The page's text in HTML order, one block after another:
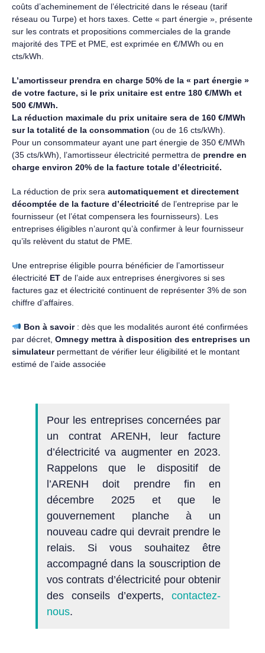
coûts d’acheminement de l’électricité dans le réseau (tarif
réseau ou Turpe) et hors taxes. Cette « part énergie », présente
sur les contrats et propositions commerciales de la grande
majorité des TPE et PME, est exprimée en €/MWh ou en
cts/kWh.
L’amortisseur prendra en charge 50% de la « part énergie »
de votre facture, si le prix unitaire est entre 180 €/MWh et
500 €/MWh.
La réduction maximale du prix unitaire sera de 160 €/MWh
sur la totalité de la consommation (ou de 16 cts/kWh).
Pour un consommateur ayant une part énergie de 350 €/MWh
(35 cts/kWh), l’amortisseur électricité permettra deprendre en
charge environ 20% de la facture totale d’électricité.
La réduction de prix sera automatiquement et directement
décomptée de la facture d’électricitéde l’entreprise par le
fournisseur (et l’état compensera les fournisseurs). Les
entreprises éligibles n’auront qu’à confirmer à leur fournisseur
qu’ils relèvent du statut de PME.
Une entreprise éligible pourra bénéficier de l’amortisseur
électricité ETde l’aide aux entreprises énergivores si ses
factures gaz et électricité continuent de représenter 3% de son
chiffre d’affaires.
Bon à savoir: dès que les modalités auront été confirmées
par décret, Omnegy mettra à disposition des entreprises un
simulateurpermettant de vérifier leur éligibilité et le montant
estimé de l’aide associée
Pour les entreprises concernées par
un contrat ARENH, leur facture
d’électricité va augmenter en 2023.
Rappelons que le dispositif de
l’ARENH doit prendre fin en
décembre 2025 et que le
gouvernement planche à un
nouveau cadre qui devrait prendre le
relais. Si vous souhaitez être
accompagné dans la souscription de
vos contrats d’électricité pour obtenir
des conseils d’experts,contactez-
nous.